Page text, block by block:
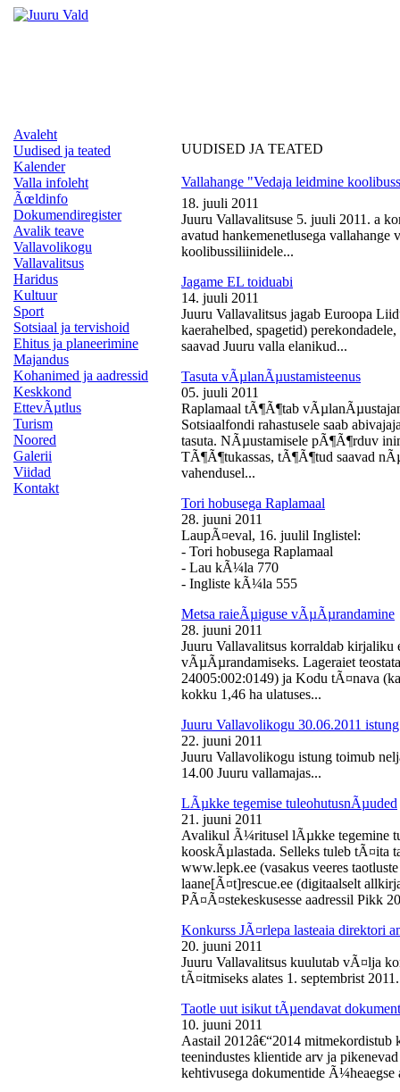
Avaleht
Uudised ja teated
Kalender
Valla infoleht
Ãœldinfo
Dokumendiregister
Avalik teave
Vallavolikogu
Vallavalitsus
Haridus
Kultuur
Sport
Sotsiaal ja tervishoid
Ehitus ja planeerimine
Majandus
Kohanimed ja aadressid
Keskkond
EttevÃµtlus
Turism
Noored
Galerii
Viidad
Kontakt
UUDISED JA TEATED
Vallahange "Vedaja leidmine
18. juuli 2011
Juuru Vallavalitsuse 5. juuli 2011. a
avatud hankemenetlusega vallahange
koolibussiliinidele...
Jagame EL toiduabi
14. juuli 2011
Juuru Vallavalitsus jagab Euroopa
kaerahelbed, spagetid)
saavad Juuru valla elanikud...
Tasuta vÃµlanÃµustamisteenus
05. juuli 2011
Raplamaal tÃ¶Ã¶tab
Sotsiaalfondi rahastusele saab
tasuta. NÃµustamisele pÃ¶Ã¶rduv
TÃ¶Ã¶tukassas, tÃ¶Ã¶tud saavad
vahendusel...
Tori hobusega Raplamaal
28. juuni 2011
LaupÃ¤eval, 16. juulil Inglistel:
- Tori hobusega Raplamaal
- Lau kÃ¼la 770
- Ingliste kÃ¼la 555
Metsa raieÃµiguse vÃµÃµrandamine
28. juuni 2011
Juuru Vallavalitsus korraldab kirjaliku
vÃµÃµrandamiseks. Lageraiet
24005:002:0149) ja Kodu tÃ¤nava
kokku 1,46 ha ulatuses...
Juuru Vallavolikogu 30.06.2011 istung
22. juuni 2011
Juuru Vallavolikogu istung toimub
14.00 Juuru vallamajas...
LÃµkke tegemise tuleohutusnÃµuded
21. juuni 2011
Avalikul Ã¼ritusel lÃµkke tegemine
kooskÃµlastada. Selleks tuleb tÃ¤ita
www.lepk.ee (vasakus veeres
laane[Ã¤t]rescue.ee (digitaalselt
PÃ¤Ã¤stekeskusesse aadressil Pikk
Konkurss JÃ¤rlepa lasteaia direktori
20. juuni 2011
Juuru Vallavalitsus kuulutab vÃ¤lja
tÃ¤itmiseks alates 1. septembrist
Taotle uut isikut tÃµendavat
10. juuni 2011
Aastail 2012â€“2014
teenindustes klientide arv ja
kehtivusega dokumentide Ã¼heaegse